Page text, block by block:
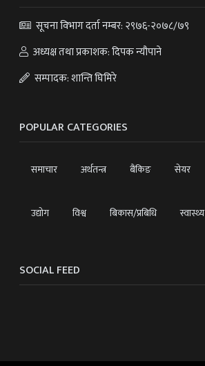
सूचना विभाग दर्ता नम्बर: २९७६-२०७८/७९
अध्यक्ष तथा प्रकाशक: दिपक न्यौपाने
सम्पादक: शान्ति घिमिरे
POPULAR CATEGORIES
समाचार अर्थतन्त्र बैंकिङ सेयर
उद्योग विश्व बिकास/प्रबिधि स्वास्थ्य
SOCIAL FEED